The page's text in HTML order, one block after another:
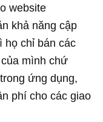
website
khả năng cập
họ chỉ bán các
mình chứ
ứng dụng,
phí cho các giao